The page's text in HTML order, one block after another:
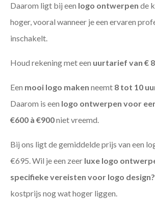
Daarom ligt bij een logo ontwerpen de
hoger, vooral wanneer je een ervaren
inschakelt.
Houd rekening met een uurtarief van €
Een mooi logo maken neemt 8 tot 10
Daarom is een logo ontwerpen voor
€600 à €900niet vreemd.
Bij ons ligt de gemiddelde prijs van een
€695. Wil je een zeer luxe logo
specifieke vereisten voor logo design?
kostprijs nog wat hoger liggen.